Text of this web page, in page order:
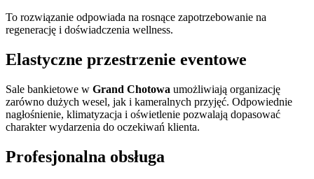
To rozwiązanie odpowiada na rosnące zapotrzebowanie na
regenerację i doświadczenia wellness.
Elastyczne przestrzenie eventowe
Sale bankietowe w Grand Chotowa umożliwiają organizację
zarówno dużych wesel, jak i kameralnych przyjęć. Odpowiednie
nagłośnienie, klimatyzacja i oświetlenie pozwalają dopasować
charakter wydarzenia do oczekiwań klienta.
Profesjonalna obsługa